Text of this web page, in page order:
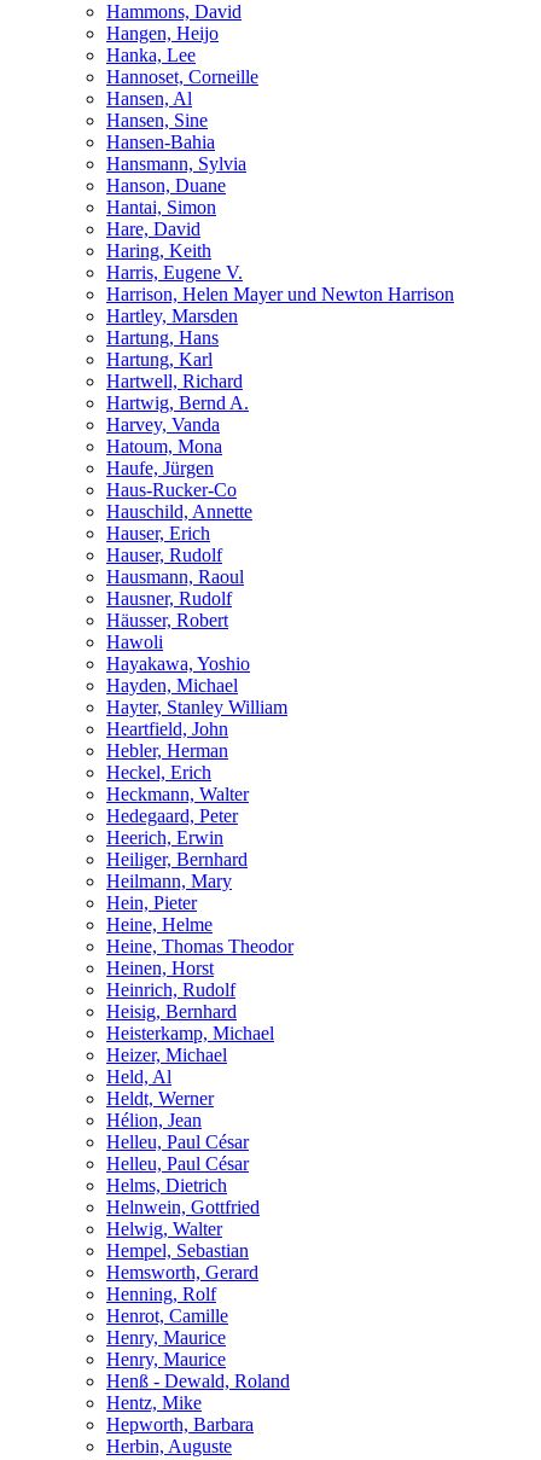
Hammons, David
Hangen, Heijo
Hanka, Lee
Hannoset, Corneille
Hansen, Al
Hansen, Sine
Hansen-Bahia
Hansmann, Sylvia
Hanson, Duane
Hantai, Simon
Hare, David
Haring, Keith
Harris, Eugene V.
Harrison, Helen Mayer und Newton Harrison
Hartley, Marsden
Hartung, Hans
Hartung, Karl
Hartwell, Richard
Hartwig, Bernd A.
Harvey, Vanda
Hatoum, Mona
Haufe, Jürgen
Haus-Rucker-Co
Hauschild, Annette
Hauser, Erich
Hauser, Rudolf
Hausmann, Raoul
Hausner, Rudolf
Häusser, Robert
Hawoli
Hayakawa, Yoshio
Hayden, Michael
Hayter, Stanley William
Heartfield, John
Hebler, Herman
Heckel, Erich
Heckmann, Walter
Hedegaard, Peter
Heerich, Erwin
Heiliger, Bernhard
Heilmann, Mary
Hein, Pieter
Heine, Helme
Heine, Thomas Theodor
Heinen, Horst
Heinrich, Rudolf
Heisig, Bernhard
Heisterkamp, Michael
Heizer, Michael
Held, Al
Heldt, Werner
Hélion, Jean
Helleu, Paul César
Helleu, Paul César
Helms, Dietrich
Helnwein, Gottfried
Helwig, Walter
Hempel, Sebastian
Hemsworth, Gerard
Henning, Rolf
Henrot, Camille
Henry, Maurice
Henry, Maurice
Henß - Dewald, Roland
Hentz, Mike
Hepworth, Barbara
Herbin, Auguste